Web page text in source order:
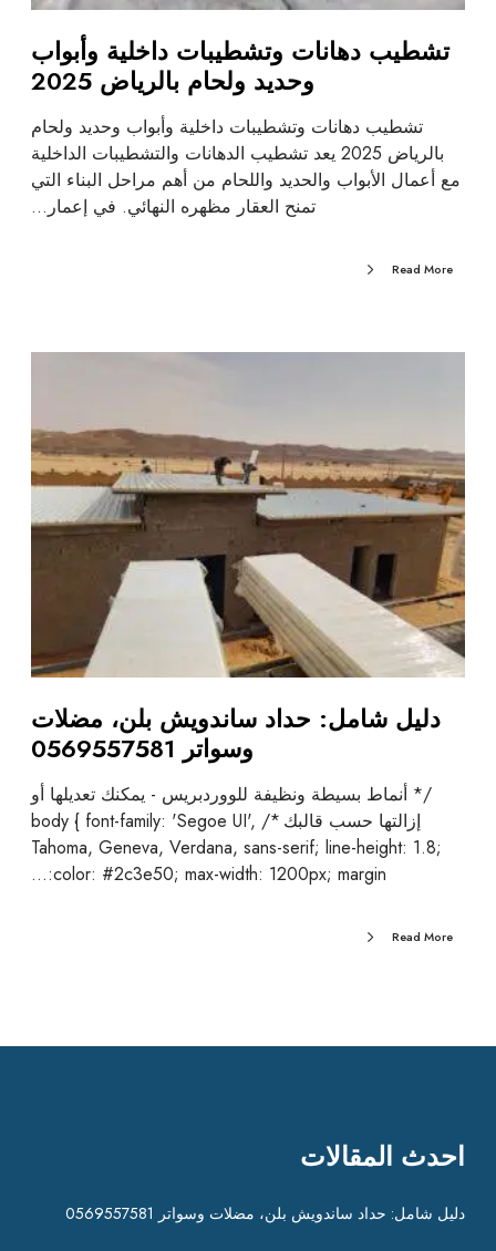
تشطيب دهانات وتشطيبات داخلية وأبواب
وحديد ولحام بالرياض 2025
تشطيب دهانات وتشطيبات داخلية وأبواب وحديد ولحام
بالرياض 2025 يعد تشطيب الدهانات والتشطيبات الداخلية
مع أعمال الأبواب والحديد واللحام من أهم مراحل البناء التي
تمنح العقار مظهره النهائي. في إعمار…
Read More
دليل شامل: حداد ساندويش بلن، مضلات
وسواتر 0569557581
/* أنماط بسيطة ونظيفة للووردبريس - يمكنك تعديلها أو
إزالتها حسب قالبك */ body { font-family: 'Segoe UI',
Tahoma, Geneva, Verdana, sans-serif; line-height: 1.8;
color: #2c3e50; max-width: 1200px; margin:…
Read More
احدث المقالات
دليل شامل: حداد ساندويش بلن، مضلات وسواتر 0569557581